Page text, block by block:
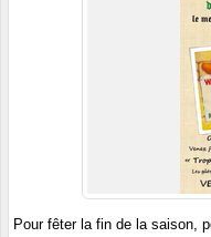
Pour fêter la fin de la saison,